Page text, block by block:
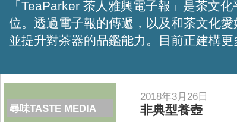
「TeaParker 茶人雅興電子報」是茶文
位。透過電子報的傳遞，以及和茶文化
並提升對茶器的品鑑能力。目前正建構
尋味TASTE MEDIA
2018年3月26日
非典型養壺